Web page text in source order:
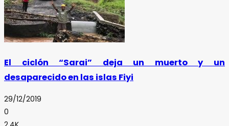
El ciclón “Sarai” deja un muerto y un
desaparecido en las islas Fiyi
29/12/2019
0